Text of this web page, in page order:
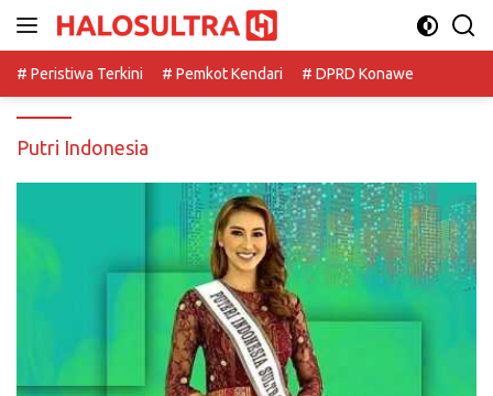
# Peristiwa Terkini
# Pemkot Kendari # DPRD Konawe
Putri Indonesia